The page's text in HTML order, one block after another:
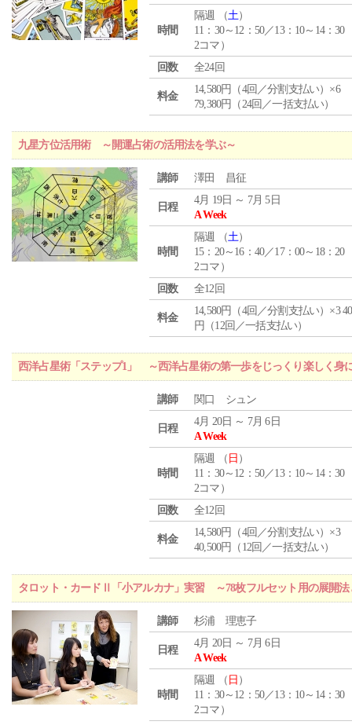
時間
隔週 （土）
11：30～12：50／13：10～14：30
2コマ）
回数
全24回
料金
14,580円（4回／分割支払い）×6
79,380円（24回／一括支払い）
九星方位活用術 ～開運占術の活用法を学ぶ～
講師 澤田 昌征
日程
4月 19日 ～ 7月 5日
A Week
時間
隔週 （土）
15：20～16：40／17：00～18：20
2コマ）
回数
全12回
料金
14,580円（4回／分割支払い）×3
円（12回／一括支払い）
西洋占星術「ステップ1」 ～西洋占星術の第一歩をじっくり楽しく身
講師 関口 シュン
日程
4月 20日 ～ 7月 6日
A Week
時間
隔週 （ 日 ）
11：30～12：50／13：10～14：30
2コマ）
回数
全12回
料金
14,580円（4回／分割支払い）×3
40,500円（12回／一括支払い）
タロット・カードⅡ「小アルカナ」実習 ～78枚フルセット用の展開法
講師 杉浦 理恵子
日程
4月 20日 ～ 7月 6日
A Week
時間
隔週 （ 日 ）
11：30～12：50／13：10～14：30
2コマ）